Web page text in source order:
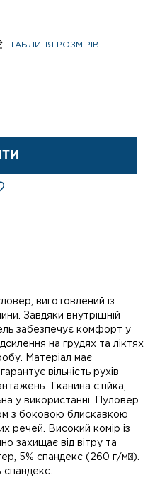
ТАБЛИЦЯ РОЗМІРІВ
виготовлений із
Завдяки внутрішній
забезпечує комфорт у
на грудях та ліктях
Матеріал має
вільність рухів
Тканина стійка,
у використанні. Пуловер
з боковою блискавкою
речей. Високий комір із
захищає від вітру та
5% спандекс (260 г/м²).
спандекс.